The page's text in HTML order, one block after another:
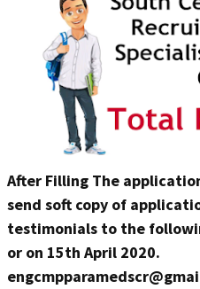
After Filling The
send soft copy of
testimonials to the
or on 15th April 2020.